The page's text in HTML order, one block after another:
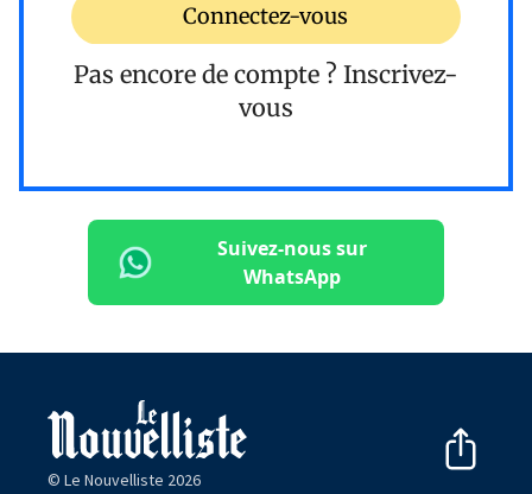
Connectez-vous
Pas encore de compte ? Inscrivez-
vous
Suivez-nous sur
WhatsApp
© Le Nouvelliste 2026